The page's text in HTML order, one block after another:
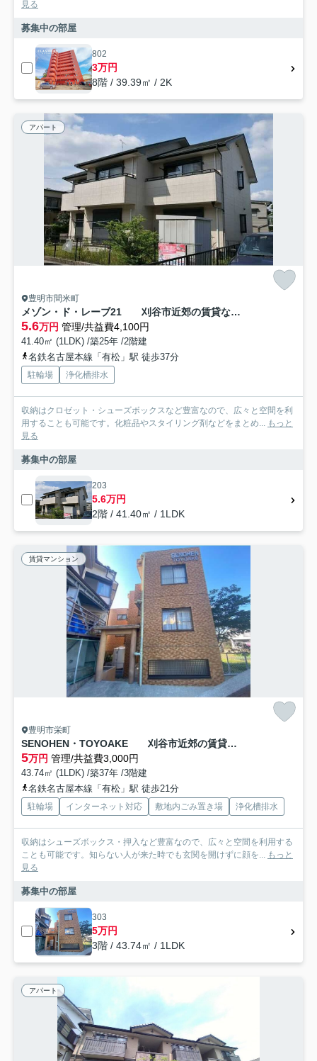
見る
募集中の部屋
802
3万円
8階 / 39.39㎡ / 2K
アパート
豊明市間米町
メゾン・ド・レーブ21 刈谷市近郊の賃貸ならクラスホーム刈谷店
5.6万円 管理/共益費4,100円
41.40㎡ (1LDK) /築25年 /2階建
名鉄名古屋本線「有松」駅 徒歩37分
駐輪場 浄化槽排水
収納はクロゼット・シューズボックスなど豊富なので、広々と空間を利
用することも可能です。化粧品やスタイリング剤などをまとめ...
もっと
見る
募集中の部屋
203
5.6万円
2階 / 41.40㎡ / 1LDK
賃貸マンション
豊明市栄町
SENOHEN・TOYOAKE 刈谷市近郊の賃貸ならクラスホーム刈谷店
5万円 管理/共益費3,000円
43.74㎡ (1LDK) /築37年 /3階建
名鉄名古屋本線「有松」駅 徒歩21分
駐輪場 インターネット対応 敷地内ごみ置き場 浄化槽排水
収納はシューズボックス・押入など豊富なので、広々と空間を利用する
ことも可能です。知らない人が来た時でも玄関を開けずに顔を...
もっと
見る
募集中の部屋
303
5万円
3階 / 43.74㎡ / 1LDK
アパート